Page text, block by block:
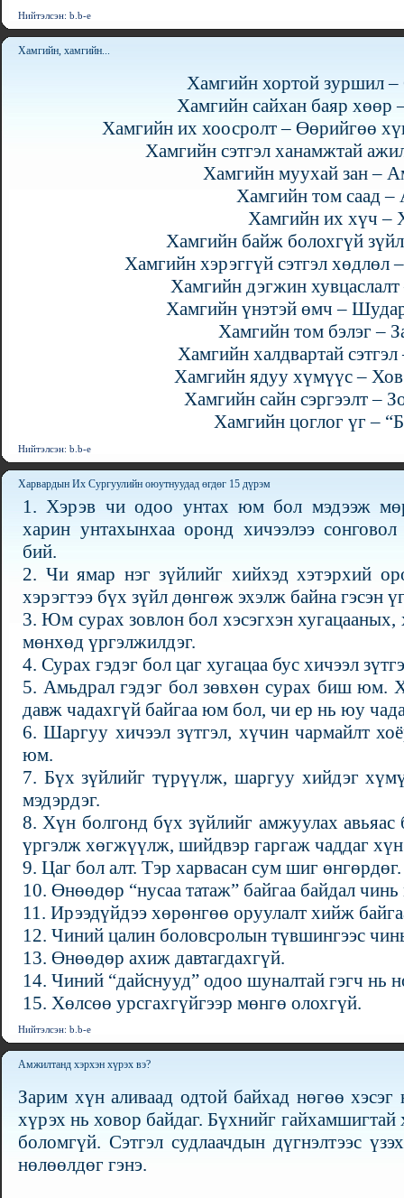
Нийтэлсэн: b.b-e
Хамгийн, хамгийн...
Хамгийн хортой зуршил –
Хамгийн сайхан баяр хөөр
Хамгийн их хоосролт – Өөрийгөө
Хамгийн сэтгэл ханамжтай
Хамгийн муухай зан –
Хамгийн том саад –
Хамгийн их хүч –
Хамгийн байж болохгүй
Хамгийн хэрэггүй сэтгэл хөдлөл
Хамгийн дэгжин хувцаслалт
Хамгийн үнэтэй өмч –
Хамгийн том бэлэг –
Хамгийн халдвартай
Хамгийн ядуу хүмүүс –
Хамгийн сайн сэргээлт –
Хамгийн цоглог үг –
Нийтэлсэн: b.b-e
Харвардын Их Сургуулийн оюутнуудад өгдөг 15 дүрэм
1. Хэрэв чи одоо унтах юм бол мэдээж
харин унтахынхаа оронд хичээлээ
бий.
2. Чи ямар нэг зүйлийг хийхэд хэтэрхий
хэрэгтээ бүх зүйл дөнгөж эхэлж байна гэсэн
3. Юм сурах зовлон бол хэсэгхэн
мөнхөд үргэлжилдэг.
4. Сурах гэдэг бол цаг хугацаа бус хичээл
5. Амьдрал гэдэг бол зөвхөн сурах биш юм.
давж чадахгүй байгаа юм бол, чи ер нь юу
6. Шаргуу хичээл зүтгэл, хүчин чармайлт
юм.
7. Бүх зүйлийг түрүүлж, шаргуу хийдэг
мэдэрдэг.
8. Хүн болгонд бүх зүйлийг амжуулах авьяас
үргэлж хөгжүүлж, шийдвэр гаргаж чаддаг
9. Цаг бол алт. Тэр харвасан сум шиг өнгөрдөг.
10. Өнөөдөр “нусаа татаж” байгаа байдал
11. Ирээдүйдээ хөрөнгөө оруулалт хийж
12. Чиний цалин боловсролын түвшингээс
13. Өнөөдөр ахиж давтагдахгүй.
14. Чиний “дайснууд” одоо шуналтай гэгч нь
15. Хөлсөө урсгахгүйгээр мөнгө олохгүй.
Нийтэлсэн: b.b-e
Амжилтанд хэрхэн хүрэх вэ?
Зарим хүн аливаад одтой байхад нөгөө
хүрэх нь ховор байдаг. Бүхнийг гайхамшигтай
боломгүй. Сэтгэл судлаачдын дүгнэлтээс
нөлөөлдөг гэнэ.